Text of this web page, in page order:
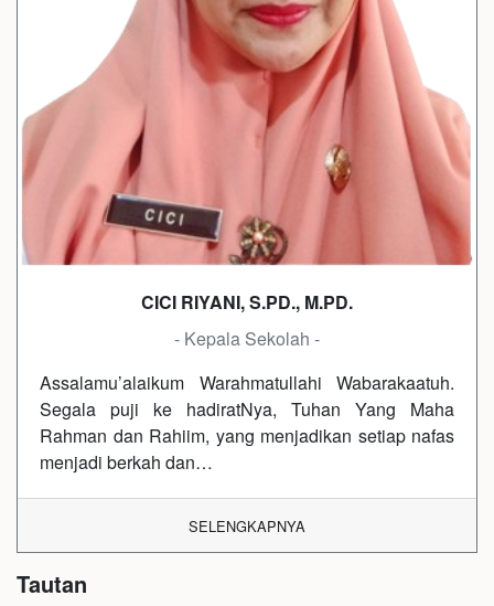
CICI RIYANI, S.PD., M.PD.
- Kepala Sekolah -
Assalamu’alaikum Warahmatullahi Wabarakaatuh.
Segala puji ke hadiratNya, Tuhan Yang Maha
Rahman dan Rahiim, yang menjadikan setiap nafas
menjadi berkah dan…
SELENGKAPNYA
Tautan